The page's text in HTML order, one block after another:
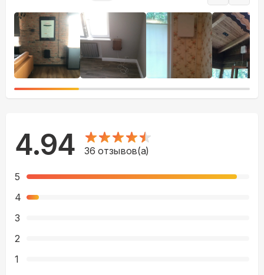
4.94 36 отзывов(а)
5
4
3
2
1